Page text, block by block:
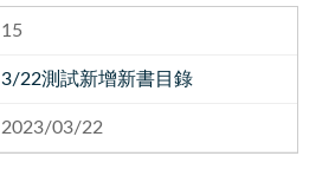
15
3/22測試新增新書目錄
2023/03/22